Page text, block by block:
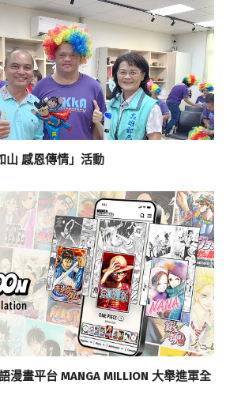
山 感恩傳情」活動
漫畫平台 MANGA MILLION 大舉進軍全